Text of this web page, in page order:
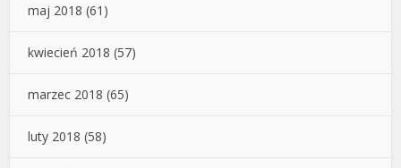
maj 2018 (61)
kwiecień 2018 (57)
marzec 2018 (65)
luty 2018 (58)